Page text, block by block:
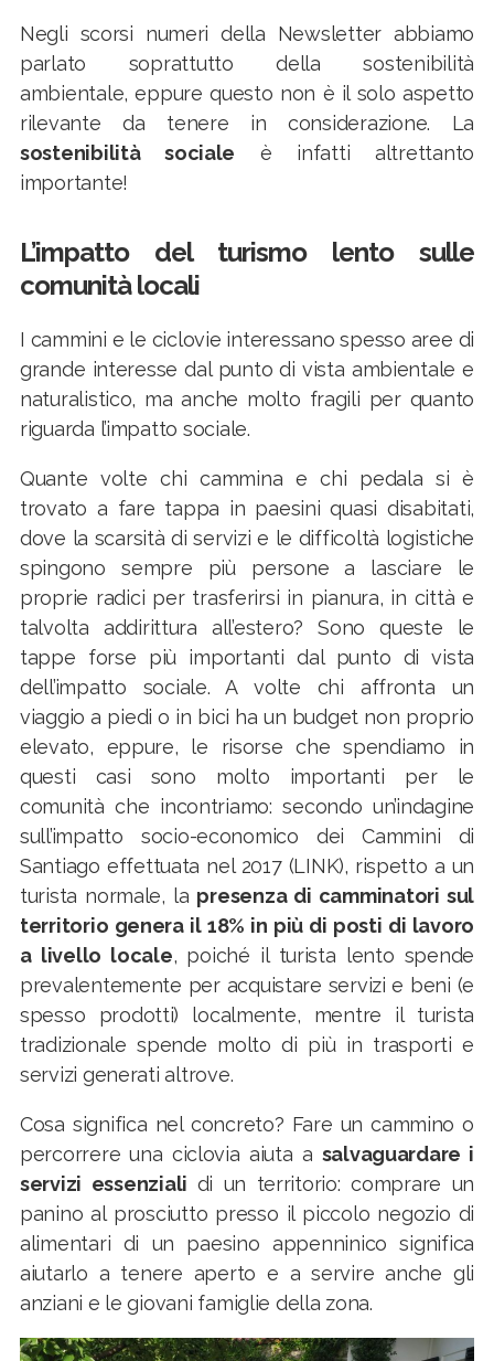
Negli scorsi numeri della Newsletter abbiamo
parlato soprattutto della sostenibilità
ambientale, eppure questo non è il solo aspetto
rilevante da tenere in considerazione. La
sostenibilità sociale è infatti altrettanto
importante!
L’impatto del turismo lento sulle
comunità locali
I cammini e le ciclovie interessano spesso aree di
grande interesse dal punto di vista ambientale e
naturalistico, ma anche molto fragili per quanto
riguarda l’impatto sociale.
Quante volte chi cammina e chi pedala si è
trovato a fare tappa in paesini quasi disabitati,
dove la scarsità di servizi e le difficoltà logistiche
spingono sempre più persone a lasciare le
proprie radici per trasferirsi in pianura, in città e
talvolta addirittura all’estero? Sono queste le
tappe forse più importanti dal punto di vista
dell’impatto sociale. A volte chi affronta un
viaggio a piedi o in bici ha un budget non proprio
elevato, eppure, le risorse che spendiamo in
questi casi sono molto importanti per le
comunità che incontriamo: secondo un’indagine
sull’impatto socio-economico dei Cammini di
Santiago effettuata nel 2017 (LINK), rispetto a un
turista normale, la presenza di camminatori sul
territorio genera il 18% in più di posti di lavoro
a livello locale, poiché il turista lento spende
prevalentemente per acquistare servizi e beni (e
spesso prodotti) localmente, mentre il turista
tradizionale spende molto di più in trasporti e
servizi generati altrove.
Cosa significa nel concreto? Fare un cammino o
percorrere una ciclovia aiuta a salvaguardare i
servizi essenziali di un territorio: comprare un
panino al prosciutto presso il piccolo negozio di
alimentari di un paesino appenninico significa
aiutarlo a tenere aperto e a servire anche gli
anziani e le giovani famiglie della zona.